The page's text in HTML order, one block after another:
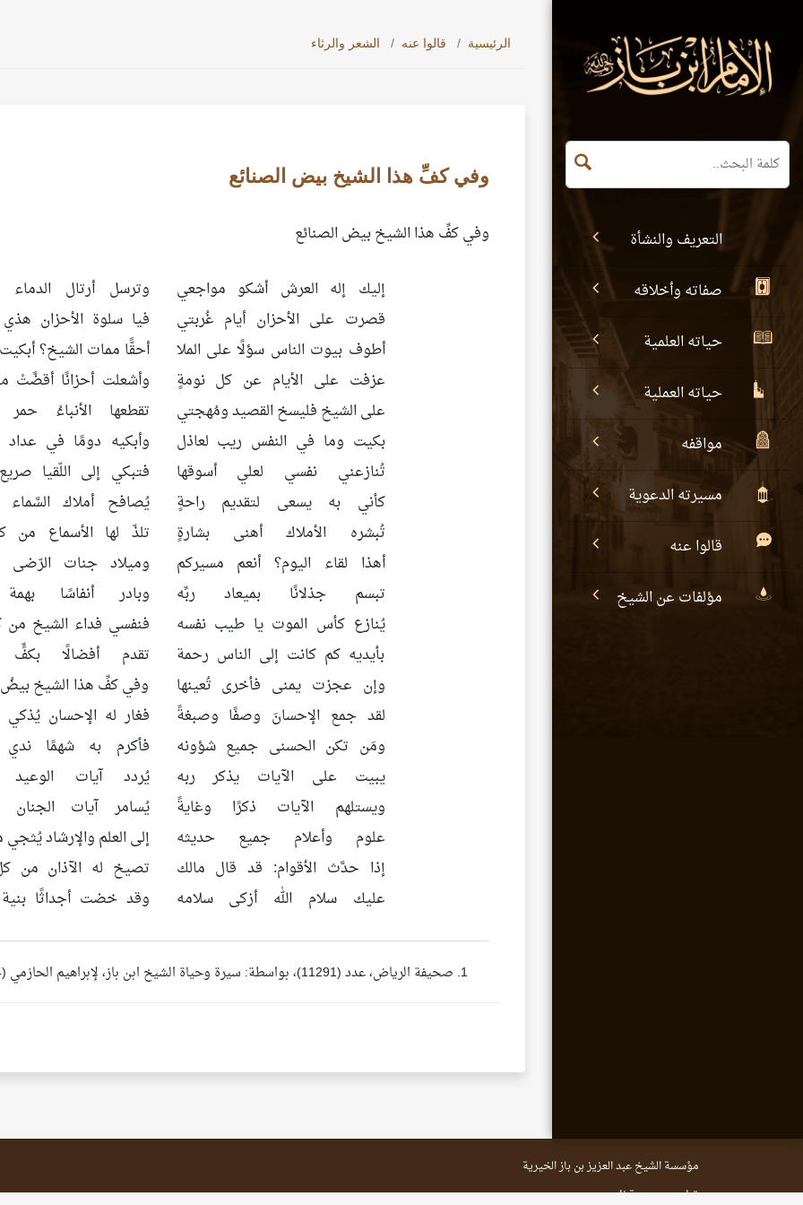
التعريف والنشأة
صفاته وأخلاقه
حياته العلمية
حياته العملية
مواقفه
مسيرته الدعوية
قالوا عنه
مؤلفات عن الشيخ
الرئيسية قالوا عنه الشعر والرثاء
وفي كفِّ هذا الشيخ بيض الصنائع
وفي كفِّ هذا الشيخ بيض الصنائع
إليك إله العرش أشكو مواجعي
وترسل أرتال الدماء
قصرت على الأحزان أيام غُربتي
فيا سلوة الأحزان
أطوف بيوت الناس سؤلًا على الملا
أحقًّا ممات الشيخ؟
عزفت على الأيام عن كل نومةٍ
وأشعلت أحزانًا أقضَّتْ
على الشيخ فليسخ القصيد ومُهجتي
تقطعها الأنباءُ حمر
بكيت وما في النفس ريب لعاذل
وأبكيه دومًا في عداد
تُنازعني نفسي لعلي أسوقها
فتبكي إلى اللّقيا صريع
كأني به يسعى لتقديم راحةٍ
يُصافح أملاك السَّماء
تُبشره الأملاك أهنى بشارةٍ
تلذّ لها الأسماع من
أهذا لقاء اليوم؟ أنعم مسيركم
وميلاد جنات الرّضى
تبسم جذلانًا بميعاد ربِّه
وبادر أنفاسًا
يُنازع كأس الموت يا طيب نفسه
فنفسي فداء الشيخ من
بأيديه كم كانت إلى الناس رحمة
تقدم أفضالًا بكفٍّ
وإن عجزت يمنى فأخرى تُعينها
وفي كفِّ هذا الشيخ بيضُ
لقد جمع الإحسانَ وصفًا وصبغةً
فغار له الإحسان
ومَن تكن الحسنى جميع شؤونه
فأكرم به شهمًا ندي
يبيت على الآيات يذكر ربه
يُردد آيات الوعيد
ويستلهم الآيات ذكرًا وغايةً
يُسامر آيات الجنان
علوم وأعلام جميع حديثه
إلى العلم والإرشاد
إذا حدَّث الأقوام: قد قال مالك
تصيخ له الآذان من
عليك سلام الله أزكى سلامه
وقد خضت أجداثًا
صحيفة الرياض، عدد (11291)، بواسطة: سيرة وحياة الشيخ ابن باز، لإبراهيم الحازمي (4/ 1686- 1688).
مؤسسة الشيخ عبد العزيز بن باز الخيرية
تطوير مجموعة زاد